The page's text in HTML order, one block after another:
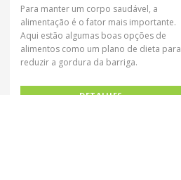
Para manter um corpo saudável, a
alimentação é o fator mais importante.
Aqui estão algumas boas opções de
alimentos como um plano de dieta para
reduzir a gordura da barriga.
DETALHES